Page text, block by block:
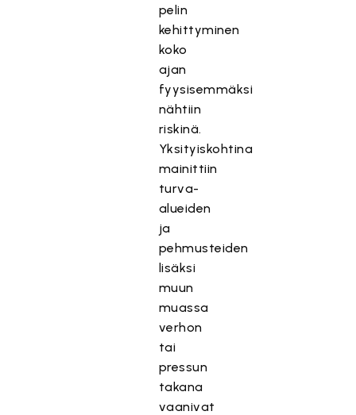
pelin
kehittyminen
koko
ajan
fyysisemmäksi
nähtiin
riskinä.
Yksityiskohtina
mainittiin
turva-
alueiden
ja
pehmusteiden
lisäksi
muun
muassa
verhon
tai
pressun
takana
vaanivat